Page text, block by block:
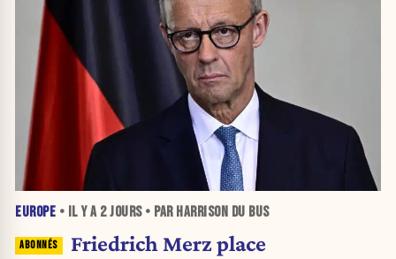
EUROPE • IL Y A 2 JOURS• PAR HARRISON DU BUS
Friedrich Merz place